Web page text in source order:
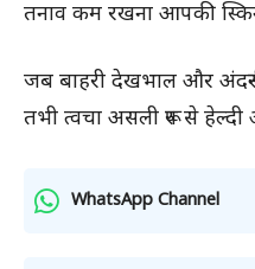
तनाव कम रखना आपकी
जब बाहरी देखभाल और
तभी त्वचा असली रूप से हेल्दी
WhatsApp Channel